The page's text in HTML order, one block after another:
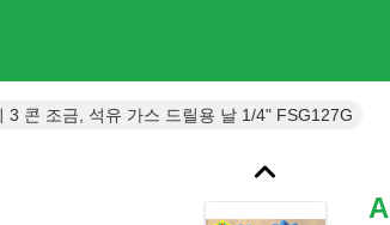
3 콘 조금, 석유 가스 드릴용 날 1/4" FSG127G